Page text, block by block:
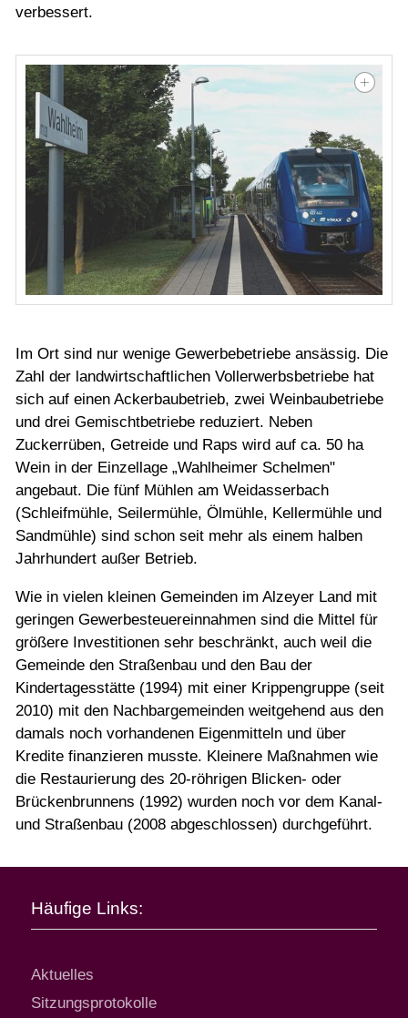
verbessert.
Im Ort sind nur wenige Gewerbebetriebe ansässig. Die
Zahl der landwirtschaftlichen Vollerwerbsbetriebe hat
sich auf einen Ackerbaubetrieb, zwei Weinbaubetriebe
und drei Gemischtbetriebe reduziert. Neben
Zuckerrüben, Getreide und Raps wird auf ca. 50 ha
Wein in der Einzellage „Wahlheimer Schelmen"
angebaut. Die fünf Mühlen am Weidasserbach
(Schleifmühle, Seilermühle, Ölmühle, Kellermühle und
Sandmühle) sind schon seit mehr als einem halben
Jahrhundert außer Betrieb.
Wie in vielen kleinen Gemeinden im Alzeyer Land mit
geringen Gewerbesteuereinnahmen sind die Mittel für
größere Investitionen sehr beschränkt, auch weil die
Gemeinde den Straßenbau und den Bau der
Kindertagesstätte (1994) mit einer Krippengruppe (seit
2010) mit den Nachbargemeinden weitgehend aus den
damals noch vorhandenen Eigenmitteln und über
Kredite finanzieren musste. Kleinere Maßnahmen wie
die Restaurierung des 20-röhrigen Blicken- oder
Brückenbrunnens (1992) wurden noch vor dem Kanal-
und Straßenbau (2008 abgeschlossen) durchgeführt.
Häufige Links:
Aktuelles
Sitzungsprotokolle